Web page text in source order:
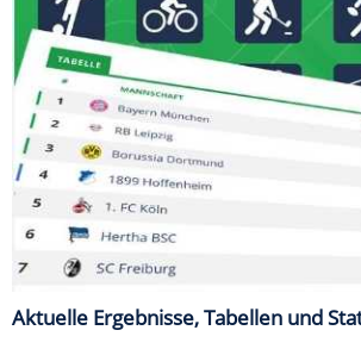
Aktuelle Ergebnisse, Tabellen und